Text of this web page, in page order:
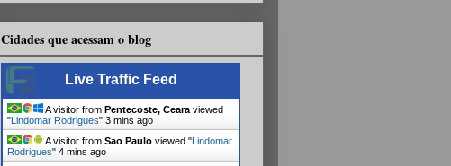
Cidades que acessam o blog
Live Traffic Feed
A visitor from Pentecoste, Ceara viewed
" Lindomar Rodrigues" 3 mins ago
A visitor from Sao Paulo viewed " Lindomar
Rodrigues" 4 mins ago